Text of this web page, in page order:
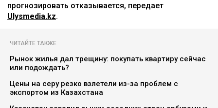
прогнозировать отказывается, передает
Ulysmedia.kz.
ЧИТАЙТЕ ТАКЖЕ
Рынок жилья дал трещину: покупать квартиру сейчас
или подождать?
Цены на серу резко взлетели из-за проблем с
экспортом из Казахстана